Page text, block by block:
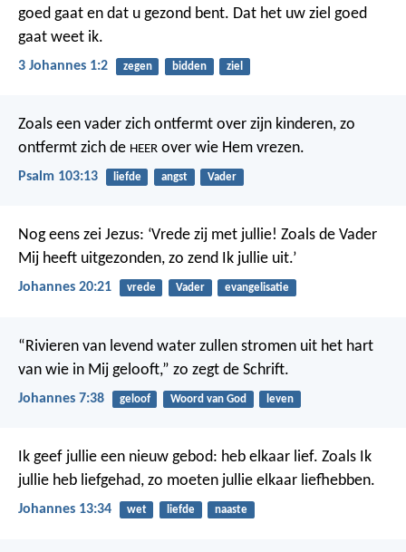
goed gaat en dat u gezond bent. Dat het uw ziel goed
gaat weet ik.
3 Johannes 1:2 zegen bidden ziel
Zoals een vader zich ontfermt over zijn kinderen, zo
ontfermt zich de HEER over wie Hem vrezen.
Psalm 103:13 liefde angst Vader
Nog eens zei Jezus: ‘Vrede zij met jullie! Zoals de Vader
Mij heeft uitgezonden, zo zend Ik jullie uit.’
Johannes 20:21 vrede Vader evangelisatie
“Rivieren van levend water zullen stromen uit het hart
van wie in Mij gelooft,” zo zegt de Schrift.
Johannes 7:38 geloof Woord van God leven
Ik geef jullie een nieuw gebod: heb elkaar lief. Zoals Ik
jullie heb liefgehad, zo moeten jullie elkaar liefhebben.
Johannes 13:34 wet liefde naaste